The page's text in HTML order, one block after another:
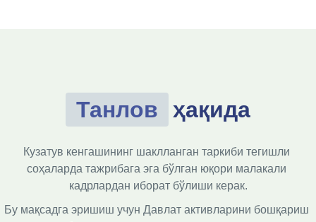
Танлов ҳақида
Кузатув кенгашининг шаклланган таркиби тегишли
соҳаларда тажрибага эга бўлган юқори малакали
кадрлардан иборат бўлиши керак.
Бу мақсадга эришиш учун Давлат активларини бошқариш